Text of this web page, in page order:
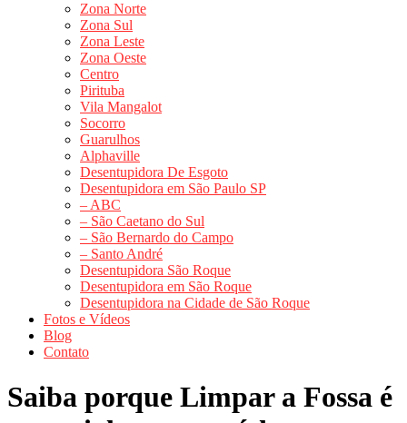
Zona Norte
Zona Sul
Zona Leste
Zona Oeste
Centro
Pirituba
Vila Mangalot
Socorro
Guarulhos
Alphaville
Desentupidora De Esgoto
Desentupidora em São Paulo SP
– ABC
– São Caetano do Sul
– São Bernardo do Campo
– Santo André
Desentupidora São Roque
Desentupidora em São Roque
Desentupidora na Cidade de São Roque
Fotos e Vídeos
Blog
Contato
Saiba porque Limpar a Fossa é